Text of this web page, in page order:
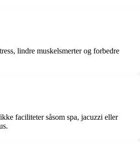
lindre muskelsmerter og forbedre
faciliteter såsom spa, jacuzzi eller